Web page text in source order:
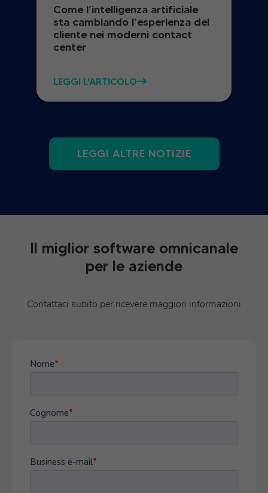
Come l’intelligenza artificiale
sta cambiando l’esperienza del
cliente nei moderni contact
center
LEGGI L'ARTICOLO
LEGGI ALTRE NOTIZIE
Il miglior software omnicanale
per le aziende
Contattaci subito per ricevere maggiori informazioni